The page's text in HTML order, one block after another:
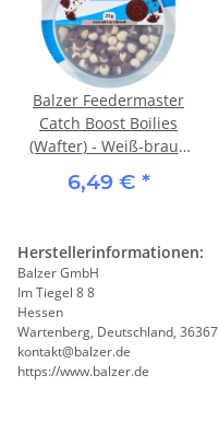
Balzer Feedermaster
Catch Boost Boilies
(Wafter) - Weiß-braun
Cookies/Cream
6,49 € *
Herstellerinformationen:
Balzer GmbH
Im Tiegel 8 8
Hessen
Wartenberg, Deutschland, 36367
kontakt@balzer.de
https://www.balzer.de